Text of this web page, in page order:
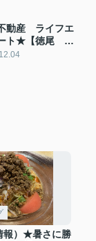
動産 ライフエ
ト★【徳尾
フォーム完
報）★暑さに勝